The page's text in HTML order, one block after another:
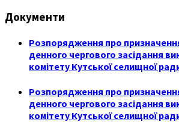
Документи
Розпорядження про
денного чергового засідання
комітету Кутської селищної
Розпорядження про
денного чергового засідання
комітету Кутської селищної